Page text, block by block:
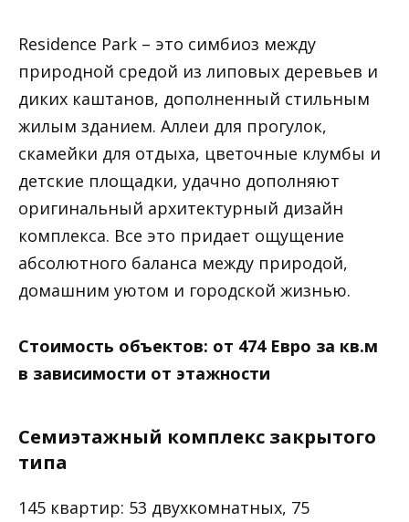
Residence Park – это симбиоз между
природной средой из липовых деревьев и
диких каштанов, дополненный стильным
жилым зданием. Аллеи для прогулок,
скамейки для отдыха, цветочные клумбы и
детские площадки, удачно дополняют
оригинальный архитектурный дизайн
комплекса. Все это придает ощущение
абсолютного баланса между природой,
домашним уютом и городской жизнью.
Стоимость объектов: от 474 Евро за кв.м
в зависимости от этажности
Семиэтажный комплекс закрытого
типа
145 квартир: 53 двухкомнатных, 75